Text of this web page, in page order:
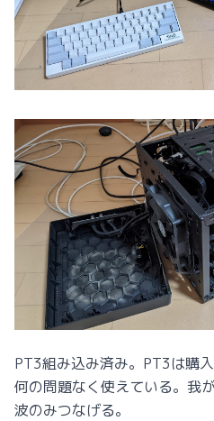
PT3組み込み済み。PT3は購
何の問題なく使えている。我
波のみつなげる。